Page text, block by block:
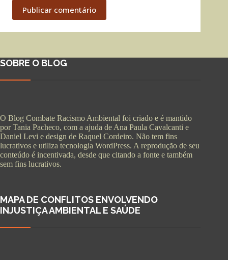
Publicar comentário
SOBRE O BLOG
O Blog Combate Racismo Ambiental foi criado e é mantido
por Tania Pacheco, com a ajuda de Ana Paula Cavalcanti e
Daniel Levi e design de Raquel Cordeiro. Não tem fins
lucrativos e utiliza tecnologia WordPress. A reprodução de seu
conteúdo é incentivada, desde que citando a fonte e também
sem fins lucrativos.
MAPA DE CONFLITOS ENVOLVENDO
INJUSTIÇA AMBIENTAL E SAÚDE